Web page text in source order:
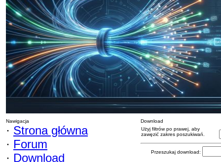
Nawigacja
· Strona główna
· Forum
· Download
Download
Użyj filtrów po prawej, aby
zawęzić zakres poszukiwań.
Przeszukaj download: